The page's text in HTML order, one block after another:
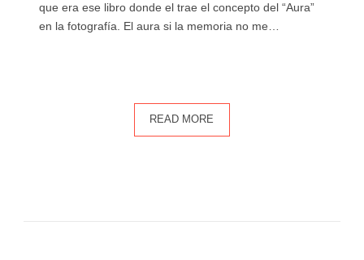
que era ese libro donde el trae el concepto del “Aura”
en la fotografía. El aura si la memoria no me…
READ MORE